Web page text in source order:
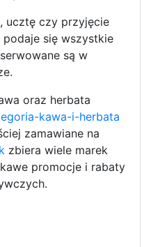
ucztę czy przyjęcie
się wszystkie
są w
oraz herbata
kawa-i-herbata
zamawiane na
zbiera wiele marek
promocje i rabaty